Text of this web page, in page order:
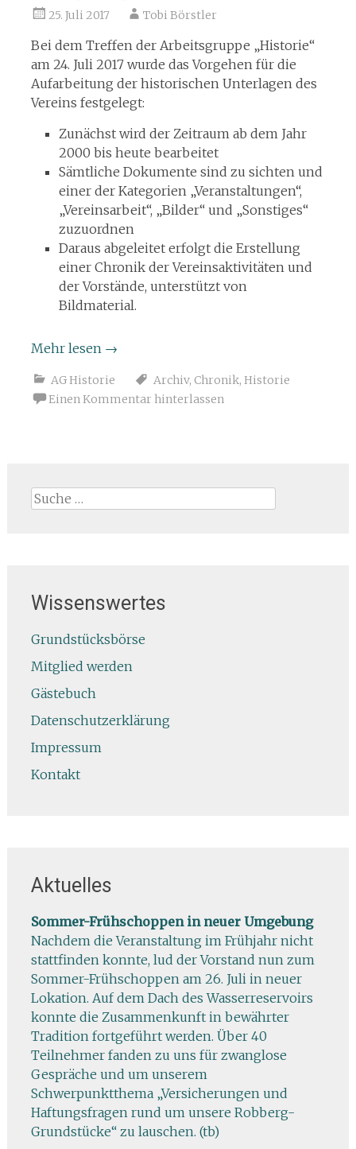
25. Juli 2017 Tobi Börstler
Bei dem Treffen der Arbeitsgruppe „Historie“
am 24. Juli 2017 wurde das Vorgehen für die
Aufarbeitung der historischen Unterlagen des
Vereins festgelegt:
Zunächst wird der Zeitraum ab dem Jahr
2000 bis heute bearbeitet
Sämtliche Dokumente sind zu sichten und
einer der Kategorien „Veranstaltungen“,
„Vereinsarbeit“, „Bilder“ und „Sonstiges“
zuzuordnen
Daraus abgeleitet erfolgt die Erstellung
einer Chronik der Vereinsaktivitäten und
der Vorstände, unterstützt von
Bildmaterial.
Mehr lesen →
AG Historie Archiv, Chronik, Historie
Einen Kommentar hinterlassen
Suche
Wissenswertes
Grundstücksbörse
Mitglied werden
Gästebuch
Datenschutzerklärung
Impressum
Kontakt
Aktuelles
Sommer-Frühschoppen in neuer Umgebung
Nachdem die Veranstaltung im Frühjahr nicht
stattfinden konnte, lud der Vorstand nun zum
Sommer-Frühschoppen am 26. Juli in neuer
Lokation. Auf dem Dach des Wasserreservoirs
konnte die Zusammenkunft in bewährter
Tradition fortgeführt werden. Über 40
Teilnehmer fanden zu uns für zwanglose
Gespräche und um unserem
Schwerpunktthema „Versicherungen und
Haftungsfragen rund um unsere Robberg-
Grundstücke“ zu lauschen. (tb)